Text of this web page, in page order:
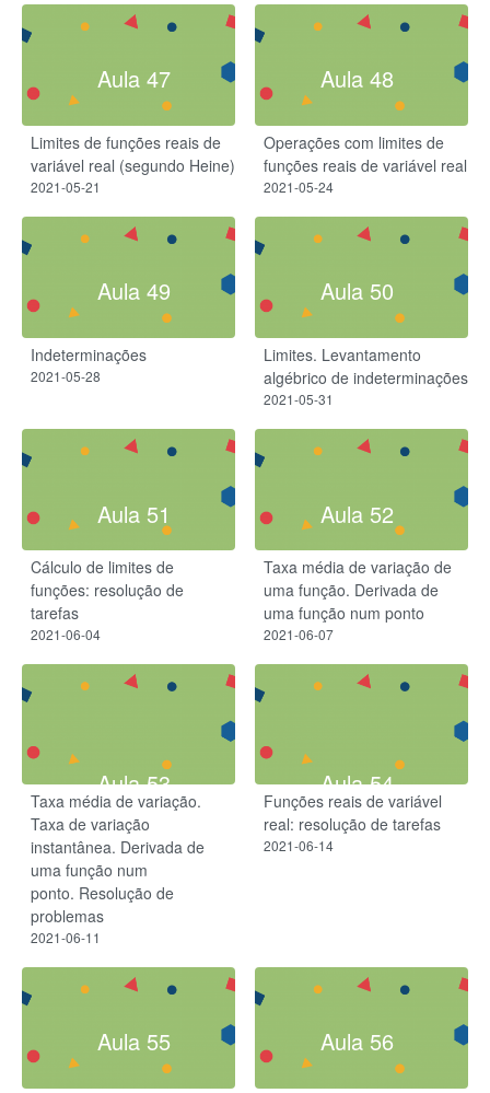
Aula 47
Limites de funções reais de
variável real (segundo Heine)
2021-05-21
Aula 48
Operações com limites de
funções reais de variável real
2021-05-24
Aula 49
Indeterminações
2021-05-28
Aula 50
Limites. Levantamento
algébrico de indeterminações
2021-05-31
Aula 51
Cálculo de limites de
funções: resolução de
tarefas
2021-06-04
Aula 52
Taxa média de variação de
uma função. Derivada de
uma função num ponto
2021-06-07
Aula 53
Taxa média de variação.
Taxa de variação
instantânea. Derivada de
uma função num
ponto. Resolução de
problemas
2021-06-11
Aula 54
Funções reais de variável
real: resolução de tarefas
2021-06-14
Aula 55 Aula 56